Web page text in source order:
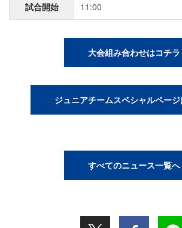
試合開始 11:00
大会組み合わせはコチラ
ジュニアチームスペシャルペー
すべてのニュース一覧へ